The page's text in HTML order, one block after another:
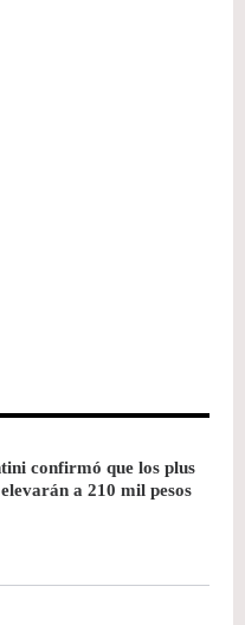
confirmó que los plus
a 210 mil pesos